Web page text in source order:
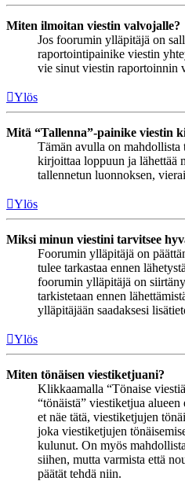
Miten ilmoitan viestin valvojalle?
Jos foorumin ylläpitäjä on
raportointipainike viestin
vie sinut viestin raportoinnin
Ylös
Mitä “Tallenna”-painike viestin
Tämän avulla on
kirjoittaa loppuun ja lähettää
tallennetun luonnoksen,
Ylös
Miksi minun viestini tarvitsee
Foorumin ylläpitäjä on
tulee tarkastaa ennen
foorumin ylläpitäjä on
tarkistetaan ennen
ylläpitäjään saadaksesi
Ylös
Miten tönäisen viestiketjuani?
Klikkaamalla “Tönaise
“tönäistä” viestiketjua
et näe tätä, viestiketjujen
joka viestiketjujen
kulunut. On myös
siihen, mutta varmista että
päätät tehdä niin.